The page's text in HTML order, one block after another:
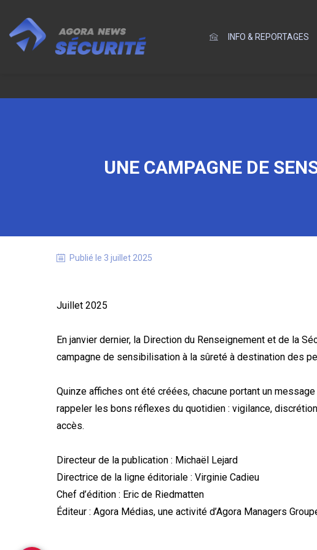
INFO & REPORTAGES
UNE CAMPAGNE DE
Publié le 3 juillet 2025
Juillet 2025
En janvier dernier, la Direction du Renseignement et de la
campagne de sensibilisation à la sûreté à destination des
Quinze affiches ont été créées, chacune portant un
rappeler les bons réflexes du quotidien : vigilance,
accès.
Directeur de la publication : Michaël Lejard
Directrice de la ligne éditoriale : Virginie Cadieu
Chef d’édition : Eric de Riedmatten
Éditeur : Agora Médias, une activité d’Agora Managers